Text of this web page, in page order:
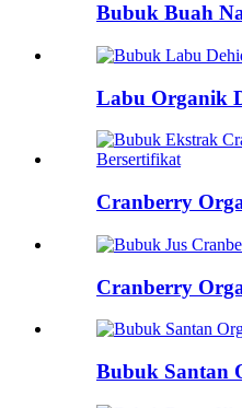
Bubuk Buah
Labu Organik
Cranberry
Cranberry
Bubuk Santan